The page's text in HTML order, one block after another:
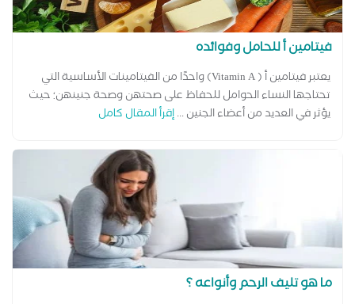
فيتامين أ للحامل وفوائده
يعتبر فيتامين أ ( Vitamin A) واحدًا من الفيتامينات الأساسية التي
تحتاجها النساء الحوامل للحفاظ على صحتهن وصحة جنينهن؛ حيث
يؤثر في العديد من أعضاء الجنين ...إقرأ المقال كامل
ما هو تليف الرحم وأنواعه ؟